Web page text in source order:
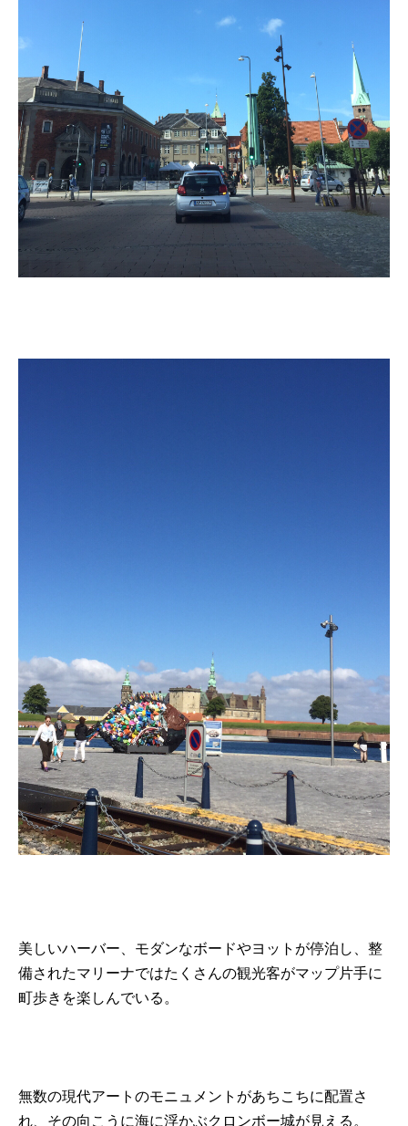
美しいハーバー、モダンなボードやヨットが停泊し、整
備されたマリーナではたくさんの観光客がマップ片手に
町歩きを楽しんでいる。
無数の現代アートのモニュメントがあちこちに配置さ
れ、その向こうに海に浮かぶクロンボー城が見える。